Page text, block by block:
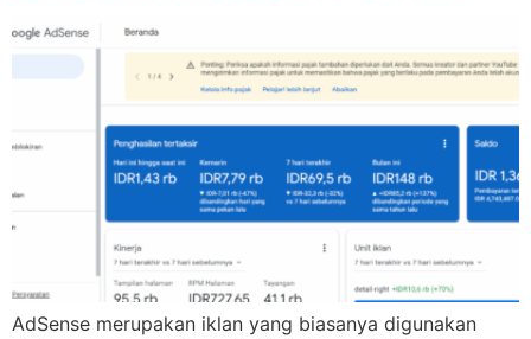
AdSense merupakan iklan yang biasanya digunakan